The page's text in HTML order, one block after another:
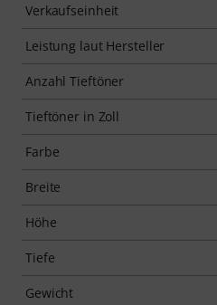
Verkaufseinheit
Leistung laut Hersteller
Anzahl Tieftöner
Tieftöner in Zoll
Farbe
Breite
Höhe
Tiefe
Gewicht